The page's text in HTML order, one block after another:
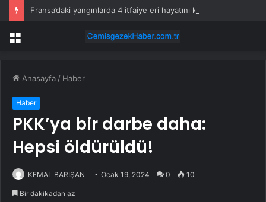
Fransa’daki yangınlarda 4 itfaiye eri hayatını kaybetti
Menü
Anasayfa / Haber
Haber
PKK’ya bir darbe daha:
Hepsi öldürüldü!
KEMAL BARIŞAN Ocak 19, 2024 0 10
Bir dakikadan az